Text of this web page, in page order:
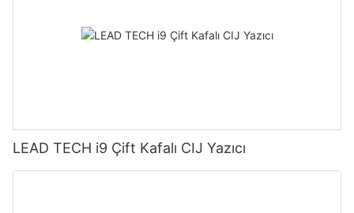
LEAD TECH i9 Çift Kafalı CIJ Yazıcı